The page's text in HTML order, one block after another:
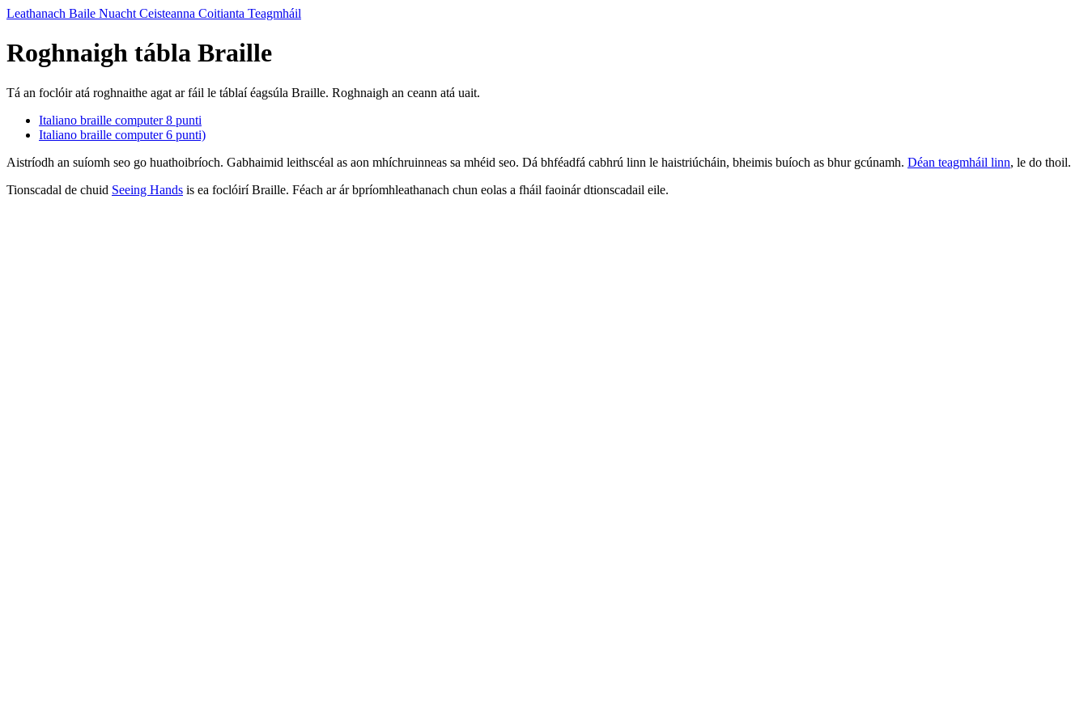
Leathanach Baile Nuacht Ceisteanna Coitianta Teagmháil
Roghnaigh tábla Braille
Tá an foclóir atá roghnaithe agat ar fáil le táblaí éagsúla Braille. Roghnaigh an ceann atá uait.
Italiano braille computer 8 punti
Italiano braille computer 6 punti)
Aistríodh an suíomh seo go huathoibríoch. Gabhaimid leithscéal as aon mhíchruinneas sa mhéid seo. Dá bhféadfá cabhrú linn le haistriúcháin, bheimis buíoch as bhur gcúnamh. Déan teagmháil linn, le do thoil.
Tionscadal de chuid Seeing Hands is ea foclóirí Braille. Féach ar ár bpríomhleathanach chun eolas a fháil faoinár dtionscadail eile.